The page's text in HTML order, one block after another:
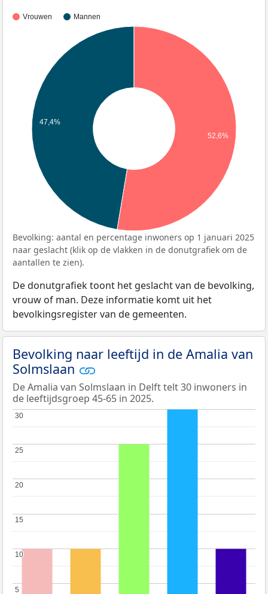
Vrouwen Mannen
47,4%
52,6%
Bevolking: aantal en percentage inwoners op 1 januari 2025
naar geslacht (klik op de vlakken in de donutgrafiek om de
aantallen te zien).
De donutgrafiek toont het geslacht van de bevolking,
vrouw of man. Deze informatie komt uit het
bevolkingsregister van de gemeenten.
Bevolking naar leeftijd in de Amalia van
Solmslaan
De Amalia van Solmslaan in Delft telt 30 inwoners in
de leeftijdsgroep 45-65 in 2025.
5
5
10
10
15
15
20
20
25
25
30
30